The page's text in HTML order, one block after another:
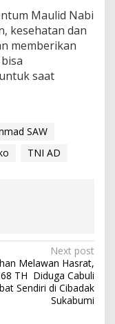
Maulid Nabi
kesehatan dan
memberikan
saat
SAW
TNI AD
Next post
Melawan Hasrat,
TH Diduga Cabuli
Sendiri di Cibadak
Sukabumi